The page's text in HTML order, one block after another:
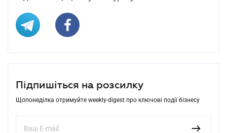
Підпишіться на розсилку
Щопонеділка отримуйте weekly-digest про ключові події бізнесу